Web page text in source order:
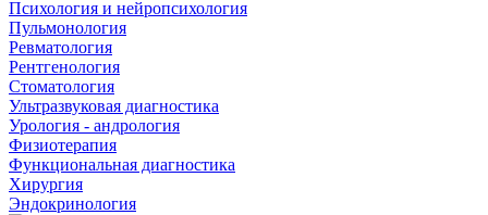
Психология и нейропсихология
Пульмонология
Ревматология
Рентгенология
Стоматология
Ультразвуковая диагностика
Урология - андрология
Физиотерапия
Функциональная диагностика
Хирургия
Эндокринология